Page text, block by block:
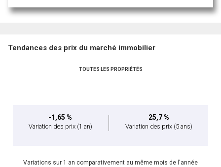
Tendances des prix du marché immobilier
TOUTES LES PROPRIÉTÉS
-1,65 %
Variation des prix (1 an)
25,7 %
Variation des prix (5 ans)
Variations sur 1 an comparativement au même mois de l'année